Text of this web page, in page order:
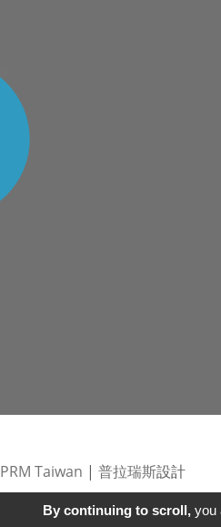
PRM Taiwan | 普拉瑞斯設計
By continuing to scroll,you